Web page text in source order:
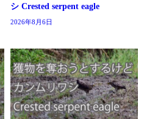
シ Crested serpent eagle
2026年8月6日